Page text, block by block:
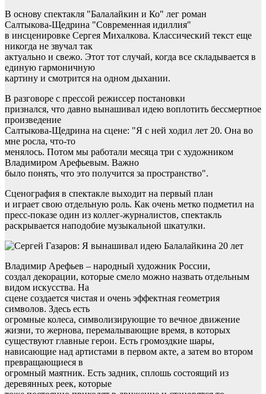
В основу спектакля "Балалайкин и Ко" лег роман
Салтыкова-Щедрина "Современная идиллия"
в инсценировке Сергея Михалкова. Классический текст еще
никогда не звучал так
актуально и свежо. Этот тот случай, когда все складывается в
единую гармоничную
картину и смотрится на одном дыхании.
В разговоре с прессой режиссер постановки
признался, что давно вынашивал идею воплотить бессмертное
произведение
Салтыкова-Щедрина на сцене: "Я с ней ходил лет 20. Она во
мне росла, что-то
менялось. Потом мы работали месяца три с художником
Владимиром Арефьевым. Важно
было понять, что это получится за пространство".
Сценография в спектакле выходит на первый план
и играет свою отдельную роль. Как очень метко подметил на
пресс-показе один из коллег-журналистов, спектакль
раскрывается наподобие музыкальной шкатулки.
Владимир Арефьев – народный художник России,
создал декорации, которые смело можно назвать отдельным
видом искусства. На
сцене создается чистая и очень эффектная геометрия
символов. Здесь есть
огромные колеса, символизирующие то вечное движение
жизни, то жернова, перемалывающие время, в которых
существуют главные герои. Есть громоздкие шары,
нависающие над артистами в первом акте, а затем во втором
превращающиеся в
огромный маятник. Есть задник, сплошь состоящий из
деревянных реек, которые